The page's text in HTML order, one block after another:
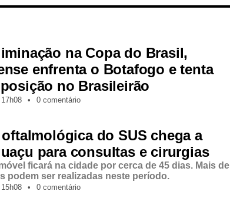
na Copa do Brasil,
enfrenta o Botafogo e tenta
no Brasileirão
17h08 • 0 comentário
oftalmológica do SUS chega a
para consultas e cirurgias
ficará na cidade por cerca de 45 dias. Mais de
podem ser realizadas neste período.
15h08 • 0 comentário